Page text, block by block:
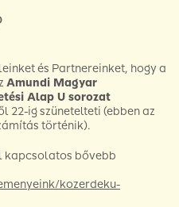
és Partnereinket, hogy a
Amundi Magyar
Alap U sorozat
22-ig szünetelteti (ebben az
történik).
kapcsolatos bővebb
kozerdeku-